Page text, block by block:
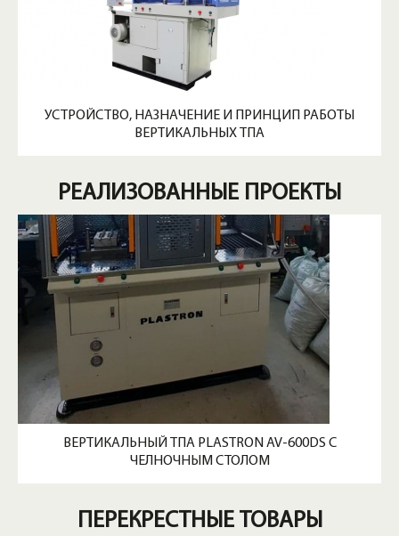
УСТРОЙСТВО, НАЗНАЧЕНИЕ И ПРИНЦИП РАБОТЫ
ВЕРТИКАЛЬНЫХ ТПА
РЕАЛИЗОВАННЫЕ ПРОЕКТЫ
ВЕРТИКАЛЬНЫЙ ТПА PLASTRON AV-600DS С
ЧЕЛНОЧНЫМ СТОЛОМ
ПЕРЕКРЕСТНЫЕ ТОВАРЫ